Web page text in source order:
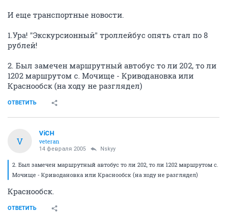
И еще транспортные новости.
1.Ура! "Экскурсионный" троллейбус опять стал по 8
рублей!
2. Был замечен маршрутный автобус то ли 202, то ли
1202 маршрутом с. Мочище - Криводановка или
Краснообск (на ходу не разглядел)
ОТВЕТИТЬ
V
ViCH
veteran
14 февраля 2005 Nskyy
2. Был замечен маршрутный автобус то ли 202, то ли 1202 маршрутом с.
Мочище - Криводановка или Краснообск (на ходу не разглядел)
Краснообск.
ОТВЕТИТЬ